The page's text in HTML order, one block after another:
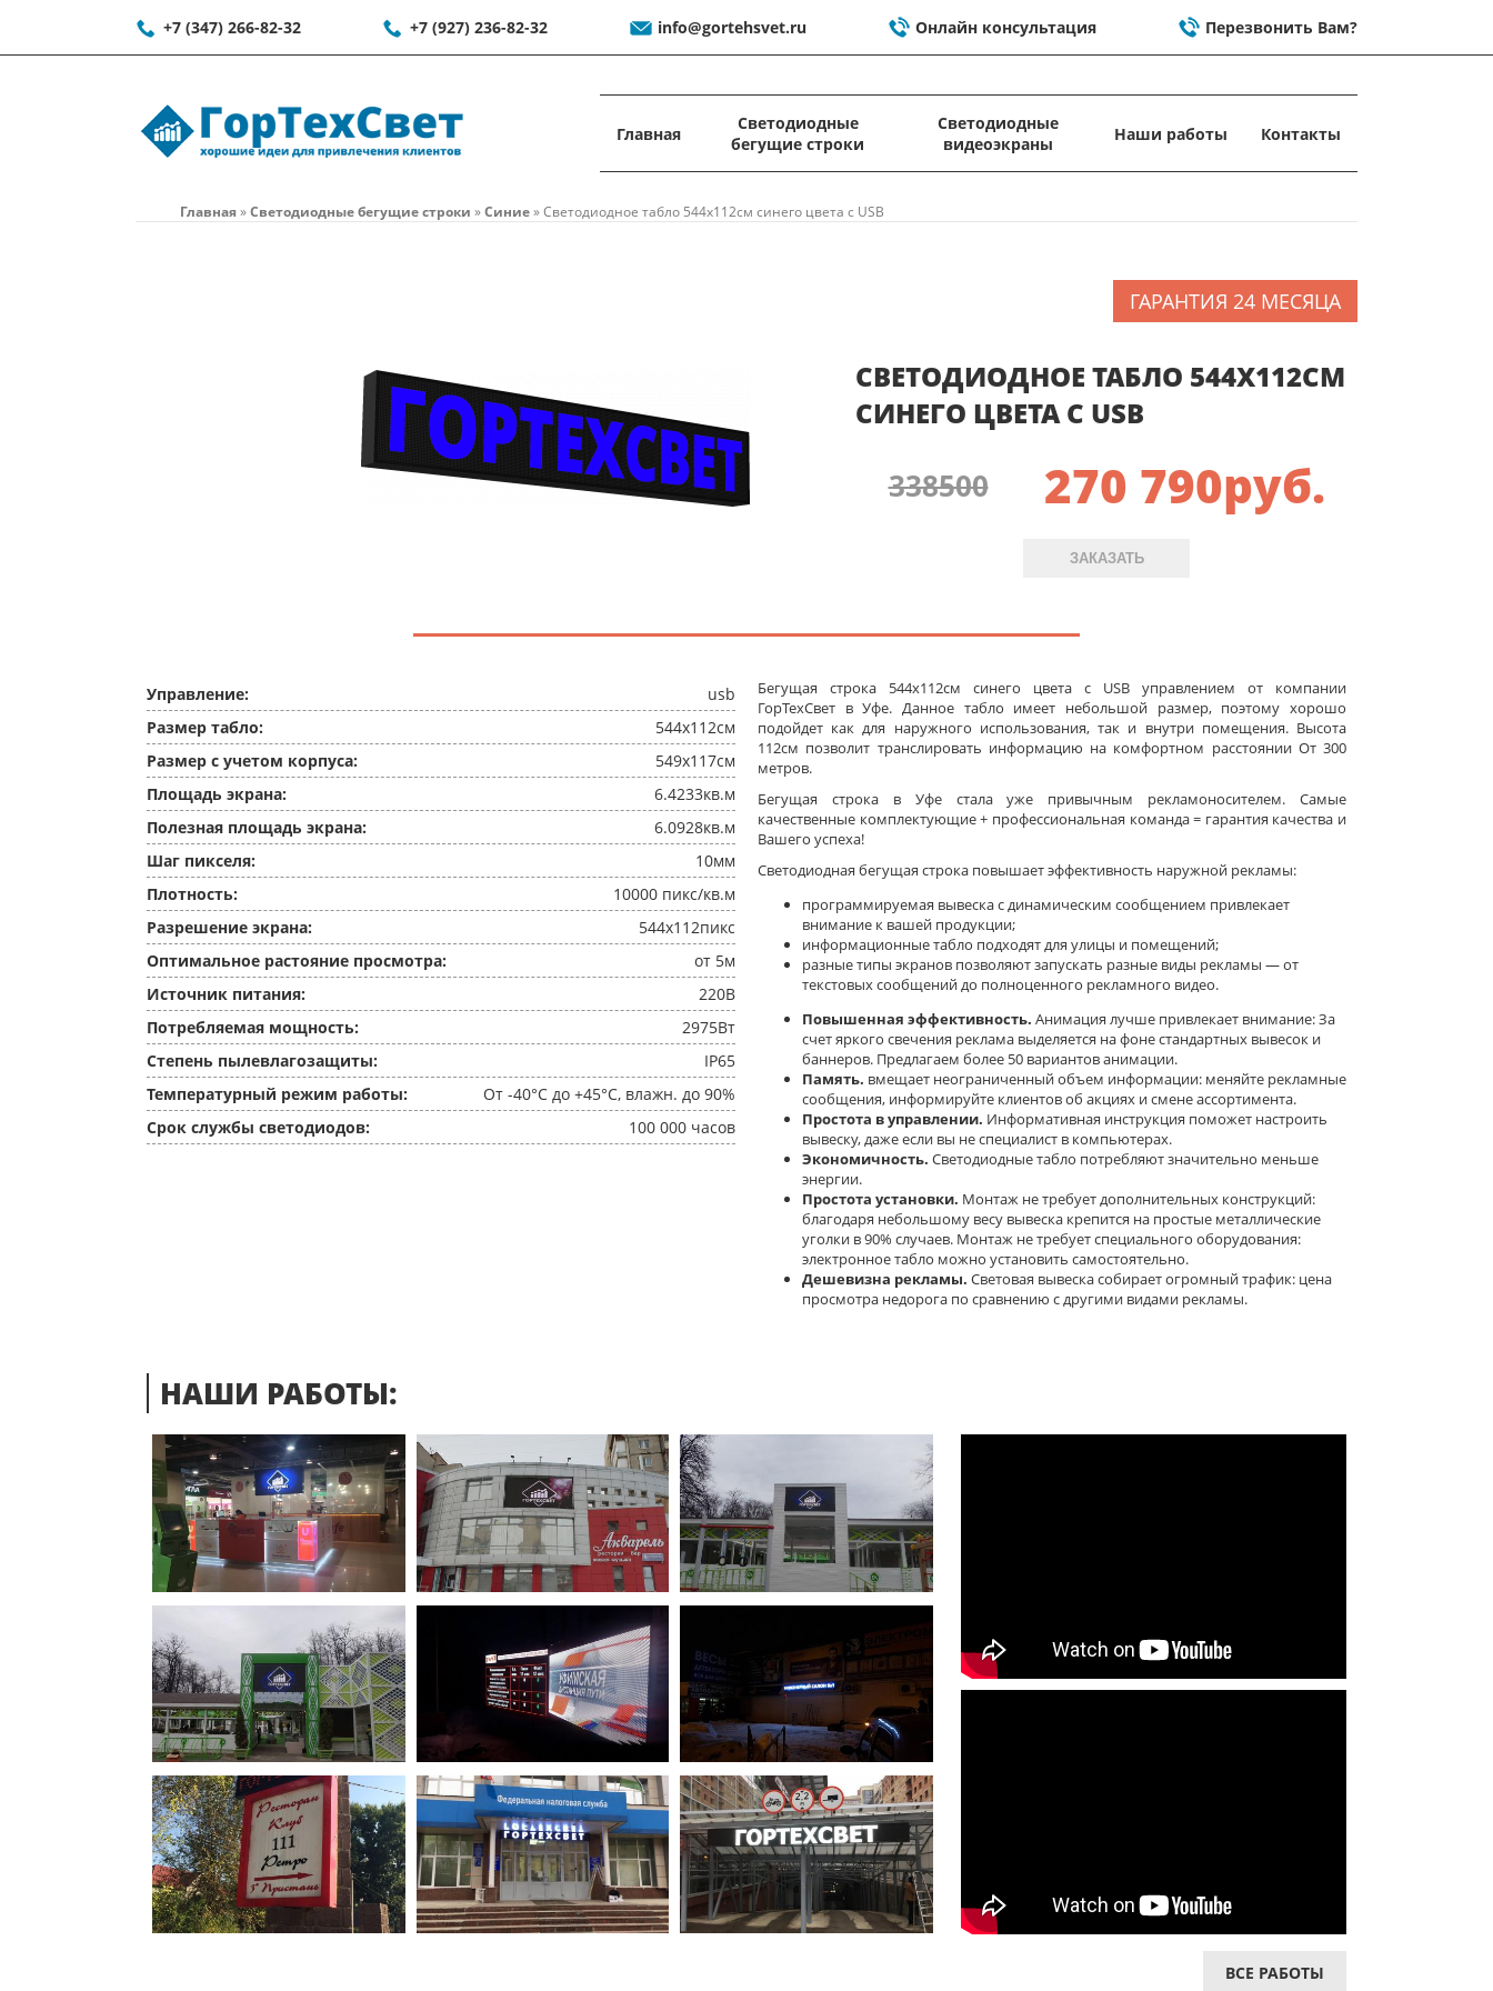
+7 (347) 266-82-32 +7 (927) 236-82-32 info@gortehsvet.ru Онлайн консультация Перезвонить Вам?
Главная
Светодиодные
бегущие строки
Светодиодные
видеоэкраны
Наши работы Контакты
Главная»Светодиодные бегущие строки »Синие»Светодиодное табло 544x112см синего цвета c USB
СВЕТОДИОДНОЕ ТАБЛО 544X112СМ
СИНЕГО ЦВЕТА C USB
338500 270 790руб.
ЗАКАЗАТЬ
ГАРАНТИЯ 24 МЕСЯЦА
Управление:
usb
Размер табло:
544x112см
Размер с учетом корпуса:
549x117см
Площадь экрана:
6.4233кв.м
Полезная площадь экрана:
6.0928кв.м
Шаг пикселя:
10мм
Плотность:
10000 пикс/кв.м
Разрешение экрана:
544x112пикс
Оптимальное растояние просмотра:
от 5м
Источник питания:
220В
Потребляемая мощность:
2975Вт
Степень пылевлагозащиты:
IP65
Температурный режим работы:
От -40°C до +45°C, влажн. до 90%
Срок службы светодиодов:
100 000 часов
Бегущая строка 544x112см синего цвета c USB управлением от компании
ГорТехСвет в Уфе. Данное табло имеет небольшой размер, поэтому хорошо
подойдет как для наружного использования, так и внутри помещения. Высота
112см позволит транслировать информацию на комфортном расстоянии От 300
метров.
Бегущая строка в Уфе стала уже привычным рекламоносителем. Самые
качественные комплектующие + профессиональная команда = гарантия качества и
Вашего успеха!
Светодиодная бегущая строка повышает эффективность наружной рекламы:
программируемая вывеска с динамическим сообщением привлекает
внимание к вашей продукции;
информационные табло подходят для улицы и помещений;
разные типы экранов позволяют запускать разные виды рекламы — от
текстовых сообщений до полноценного рекламного видео.
Повышенная эффективность. Анимация лучше привлекает внимание: За
счет яркого свечения реклама выделяется на фоне стандартных вывесок и
баннеров. Предлагаем более 50 вариантов анимации.
Память. вмещает неограниченный объем информации: меняйте рекламные
сообщения, информируйте клиентов об акциях и смене ассортимента.
Простота в управлении. Информативная инструкция поможет настроить
вывеску, даже если вы не специалист в компьютерах.
Экономичность. Светодиодные табло потребляют значительно меньше
энергии.
Простота установки. Монтаж не требует дополнительных конструкций:
благодаря небольшому весу вывеска крепится на простые металлические
уголки в 90% случаев. Монтаж не требует специального оборудования:
электронное табло можно установить самостоятельно.
Дешевизна рекламы. Световая вывеска собирает огромный трафик: цена
просмотра недорога по сравнению с другими видами рекламы.
НАШИ РАБОТЫ:
ВСЕ РАБОТЫ